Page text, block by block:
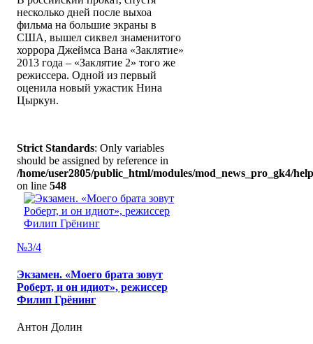
несколько дней после выхоа
фильма на большие экраны в
США, вышел сиквел знаменитого
хоррора Джеймса Вана «Заклятие»
2013 года – «Заклятие 2» того же
режиссера. Одной из первый
оценила новый ужастик Нина
Цыркун.
Strict Standards: Only variables
should be assigned by reference in
/home/user2805/public_html/modules/mod_news_pro_gk4/
on line 548
№3/4
Экзамен. «Моего брата зовут
Роберт, и он идиот», режиссер
Филип Грёнинг
Антон Долин